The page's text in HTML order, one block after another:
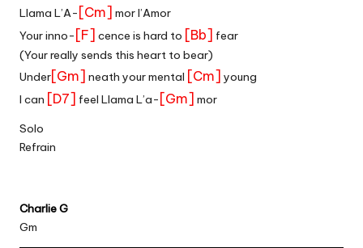
Llama L’A- [Cm] mor l’Amor
Your inno- [F] cence is hard to [Bb] fear
(Your really sends this heart to bear)
Under[Gm] neath your mental [Cm] young
I can [D7] feel Llama L’a- [Gm] mor
Solo
Refrain
Charlie G
Gm